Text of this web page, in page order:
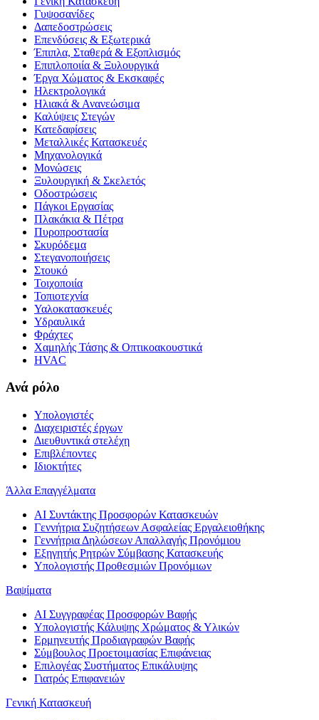
Γυψοσανίδες
Δαπεδοστρώσεις
Επενδύσεις & Εξωτερικά
Έπιπλα, Σταθερά & Εξοπλισμός
Επιπλοποιία & Ξυλουργικά
Έργα Χώματος & Εκσκαφές
Ηλεκτρολογικά
Ηλιακά & Ανανεώσιμα
Καλύψεις Στεγών
Κατεδαφίσεις
Μεταλλικές Κατασκευές
Μηχανολογικά
Μονώσεις
Ξυλουργική & Σκελετός
Οδοστρώσεις
Πάγκοι Εργασίας
Πλακάκια & Πέτρα
Πυροπροστασία
Σκυρόδεμα
Στεγανοποιήσεις
Στουκό
Τοιχοποιία
Τοπιοτεχνία
Υαλοκατασκευές
Υδραυλικά
Φράχτες
Χαμηλής Τάσης & Οπτικοακουστικά
HVAC
Ανά ρόλο
Υπολογιστές
Διαχειριστές έργων
Διευθυντικά στελέχη
Επιβλέποντες
Ιδιοκτήτες
Άλλα Επαγγέλματα
AI Συντάκτης Προσφορών Κατασκευών
Γεννήτρια Συζητήσεων Ασφαλείας Εργαλειοθήκης
Γεννήτρια Δηλώσεων Απαλλαγής Προνόμιου
Εξηγητής Ρητρών Σύμβασης Κατασκευής
Υπολογιστής Προθεσμιών Προνόμιων
Βαψίματα
AI Συγγραφέας Προσφορών Βαφής
Υπολογιστής Κάλυψης Χρώματος & Υλικών
Ερμηνευτής Προδιαγραφών Βαφής
Σύμβουλος Προετοιμασίας Επιφάνειας
Επιλογέας Συστήματος Επικάλυψης
Γιατρός Επιφανειών
Γενική Κατασκευή